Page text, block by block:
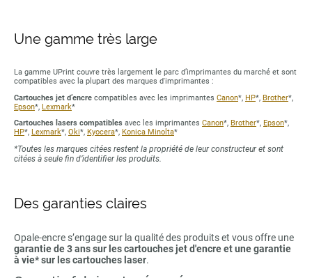
Une gamme très large
La gamme UPrint couvre très largement le parc d’imprimantes du marché et sont
compatibles avec la plupart des marques d'imprimantes :
Cartouches jet d’encre compatibles avec les imprimantes Canon*, HP*, Brother*,
Epson*, Lexmark*
Cartouches lasers compatibles avec les imprimantes Canon*, Brother*, Epson*,
HP*, Lexmark*, Oki*, Kyocera*, Konica Minolta*
*Toutes les marques citées restent la propriété de leur constructeur et sont
citées à seule fin d’identifier les produits.
Des garanties claires
Opale-encre s’engage sur la qualité des produits et vous offre une
garantie de 3 ans sur les cartouches jet d'encre et une garantie
à vie* sur les cartouches laser.